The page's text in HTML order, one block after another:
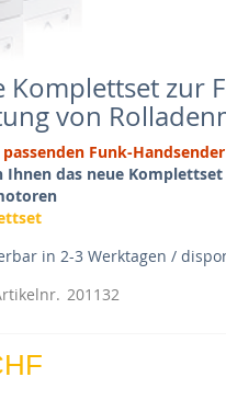
Komplettset zur
von
Funk-Handsender
Ihnen das neue
in 2-3 Werktagen /
201132